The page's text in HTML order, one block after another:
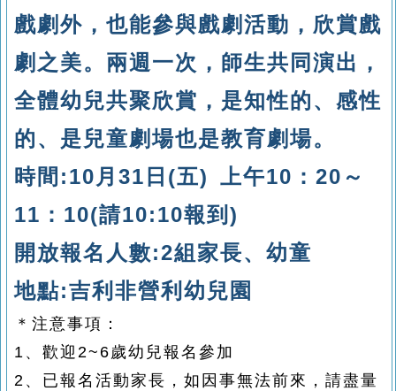
戲劇外，也能參與戲劇活動，欣賞戲
劇之美。兩週一次，師生共同演出，
全體幼兒共聚欣賞，是知性的、感性
的、是兒童劇場也是教育劇場。
時間 :10 月31 日 (五) 上午10 ： 20 ～
11 ： 10(請10:10報到)
開放報名人數:2組家長、幼童
地點:吉利非營利幼兒園
＊注意事項：
1 、 歡迎2~6歲幼兒報名參加
2、 已報名活動家長，如因事無法前來，請盡量